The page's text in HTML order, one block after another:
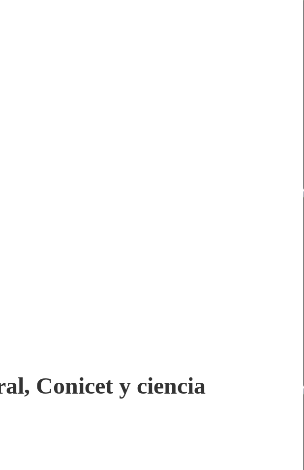
Conicet y ciencia